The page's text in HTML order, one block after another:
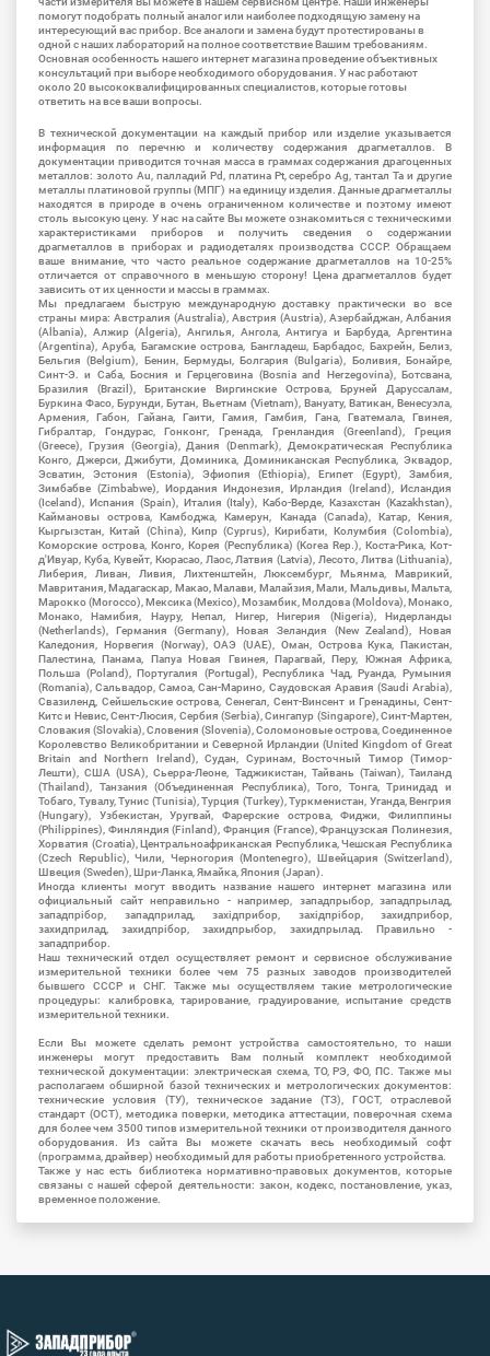
помогут подобрать полный аналог или наиболее подходящую замену на
интересующий вас прибор. Все аналоги и замена будут протестированы в
одной с наших лабораторий на полное соответствие Вашим требованиям.
Основная особенность нашего интернет магазина проведение объективных
консультаций при выборе необходимого оборудования. У нас работают
около 20 высококвалифицированных специалистов, которые готовы
ответить на все ваши вопросы.
В технической документации на каждый прибор или изделие указывается
информация по перечню и количеству содержания драгметаллов. В
документации приводится точная масса в граммах содержания драгоценных
металлов: золото Au, палладий Pd, платина Pt, серебро Ag, тантал Ta и другие
металлы платиновой группы (МПГ) на единицу изделия. Данные драгметаллы
находятся в природе в очень ограниченном количестве и поэтому имеют
столь высокую цену. У нас на сайте Вы можете ознакомиться с техническими
характеристиками приборов и получить сведения о содержании
драгметаллов в приборах и радиодеталях производства СССР. Обращаем
ваше внимание, что часто реальное содержание драгметаллов на 10-25%
отличается от справочного в меньшую сторону! Цена драгметаллов будет
зависить от их ценности и массы в граммах.
Мы предлагаем быструю международную доставку практически во все
страны мира: Австралия (Australia), Австрия (Austria), Азербайджан, Албания
(Albania), Алжир (Algeria), Ангилья, Ангола, Антигуа и Барбуда, Аргентина
(Argentina), Аруба, Багамские острова, Бангладеш, Барбадос, Бахрейн, Белиз,
Бельгия (Belgium), Бенин, Бермуды, Болгария (Bulgaria), Боливия, Бонайре,
Синт-Э. и Саба, Босния и Герцеговина (Bosnia and Herzegovina), Ботсвана,
Бразилия (Brazil), Британские Виргинские Острова, Бруней Даруссалам,
Буркина Фасо, Бурунди, Бутан, Вьетнам (Vietnam), Вануату, Ватикан, Венесуэла,
Армения, Габон, Гайана, Гаити, Гамия, Гамбия, Гана, Гватемала, Гвинея,
Гибралтар, Гондурас, Гонконг, Гренада, Гренландия (Greenland), Греция
(Greece), Грузия (Georgia), Дания (Denmark), Демократическая Республика
Конго, Джерси, Джибути, Доминика, Доминиканская Республика, Эквадор,
Эсватин, Эстония (Estonia), Эфиопия (Ethiopia), Египет (Egypt), Замбия,
Зимбабве (Zimbabwe), Иордания Индонезия, Ирландия (Ireland), Исландия
(Iceland), Испания (Spain), Италия (Italy), Кабо-Верде, Казахстан (Kazakhstan),
Каймановы острова, Камбоджа, Камерун, Канада (Canada), Катар, Кения,
Кыргызстан, Китай (China), Кипр (Cyprus), Кирибати, Колумбия (Colombia),
Коморские острова, Конго, Корея (Республика) (Korea Rep.), Коста-Рика, Кот-
д'Ивуар, Куба, Кувейт, Кюрасао, Лаос, Латвия (Latvia), Лесото, Литва (Lithuania),
Либерия, Ливан, Ливия, Лихтенштейн, Люксембург, Мьянма, Маврикий,
Мавритания, Мадагаскар, Макао, Малави, Малайзия, Мали, Мальдивы, Мальта,
Марокко (Morocco), Мексика (Mexico), Мозамбик, Молдова (Moldova), Монако,
Монако, Намибия, Науру, Непал, Нигер, Нигерия (Nigeria), Нидерланды
(Netherlands), Германия (Germany), Новая Зеландия (New Zealand), Новая
Каледония, Норвегия (Norway), ОАЭ (UAE), Оман, Острова Кука, Пакистан,
Палестина, Панама, Папуа Новая Гвинея, Парагвай, Перу, Южная Африка,
Польша (Poland), Португалия (Portugal), Республика Чад, Руанда, Румыния
(Romania), Сальвадор, Самоа, Сан-Марино, Саудовская Аравия (Saudi Arabia),
Свазиленд, Сейшельские острова, Сенегал, Сент-Винсент и Гренадины, Сент-
Китс и Невис, Сент-Люсия, Сербия (Serbia), Сингапур (Singapore), Синт-Мартен,
Словакия (Slovakia), Словения (Slovenia), Соломоновые острова, Соединенное
Королевство Великобритании и Северной Ирландии (United Kingdom of Great
Britain and Northern Ireland), Судан, Суринам, Восточный Тимор (Тимор-
Лешти), США (USA), Сьерра-Леоне, Таджикистан, Тайвань (Taiwan), Таиланд
(Thailand), Танзания (Объединенная Республика), Того, Тонга, Тринидад и
Тобаго, Тувалу, Тунис (Tunisia), Турция (Turkey), Туркменистан, Уганда, Венгрия
(Hungary), Узбекистан, Уругвай, Фарерские острова, Фиджи, Филиппины
(Philippines), Финляндия (Finland), Франция (France), Французская Полинезия,
Хорватия (Croatia), Центральноафриканская Республика, Чешская Республика
(Czech Republic), Чили, Черногория (Montenegro), Швейцария (Switzerland),
Швеция (Sweden), Шри-Ланка, Ямайка, Япония (Japan).
Иногда клиенты могут вводить название нашего интернет магазина или
официальный сайт неправильно - например, западпрыбор, западпрылад,
западпрібор, западприлад, західприбор, західпрібор, захидприбор,
захидприлад, захидпрібор, захидпрыбор, захидпрылад. Правильно -
западприбор.
Наш технический отдел осуществляет ремонт и сервисное обслуживание
измерительной техники более чем 75 разных заводов производителей
бывшего СССР и СНГ. Также мы осуществляем такие метрологические
процедуры: калибровка, тарирование, градуирование, испытание средств
измерительной техники.
Если Вы можете сделать ремонт устройства самостоятельно, то наши
инженеры могут предоставить Вам полный комплект необходимой
технической документации: электрическая схема, ТО, РЭ, ФО, ПС. Также мы
располагаем обширной базой технических и метрологических документов:
технические условия (ТУ), техническое задание (ТЗ), ГОСТ, отраслевой
стандарт (ОСТ), методика поверки, методика аттестации, поверочная схема
для более чем 3500 типов измерительной техники от производителя данного
оборудования. Из сайта Вы можете скачать весь необходимый софт
(программа, драйвер) необходимый для работы приобретенного устройства.
Также у нас есть библиотека нормативно-правовых документов, которые
связаны с нашей сферой деятельности: закон, кодекс, постановление, указ,
временное положение.